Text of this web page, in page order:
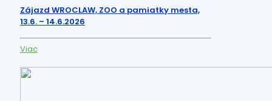
Zájazd WROCLAW, ZOO a pamiatky mesta,
13.6. – 14.6.2026
Viac